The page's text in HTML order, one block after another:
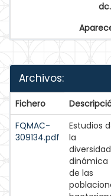
Archivos:
Fichero
FQMAC-
309134.pdf
Estudios
la
dinámica
de las